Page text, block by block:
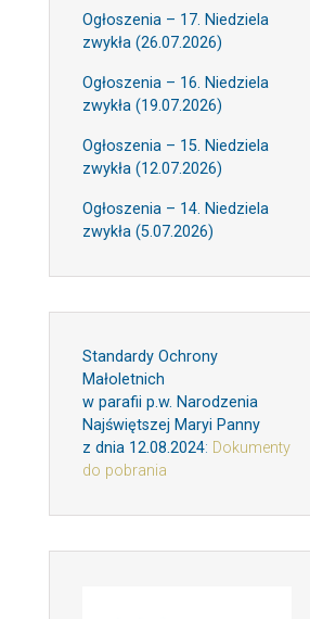
Ogłoszenia – 17. Niedziela
zwykła (26.07.2026)
Ogłoszenia – 16. Niedziela
zwykła (19.07.2026)
Ogłoszenia – 15. Niedziela
zwykła (12.07.2026)
Ogłoszenia – 14. Niedziela
zwykła (5.07.2026)
Standardy Ochrony
Małoletnich
w parafii p.w. Narodzenia
Najświętszej Maryi Panny
z dnia 12.08.2024: Dokumenty
do pobrania